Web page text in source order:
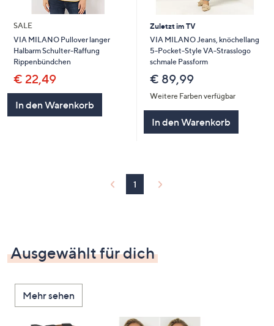
SALE
VIA MILANO Pullover langer
Halbarm Schulter-Raffung
Rippenbündchen
€ 22,49
In den Warenkorb
Zuletzt im TV
VIA MILANO Jeans, knöchellang
5-Pocket-Style VA-Strasslogo
schmale Passform
€ 89,99
Weitere Farben verfügbar
In den Warenkorb
1
Ausgewählt für dich
Mehr sehen